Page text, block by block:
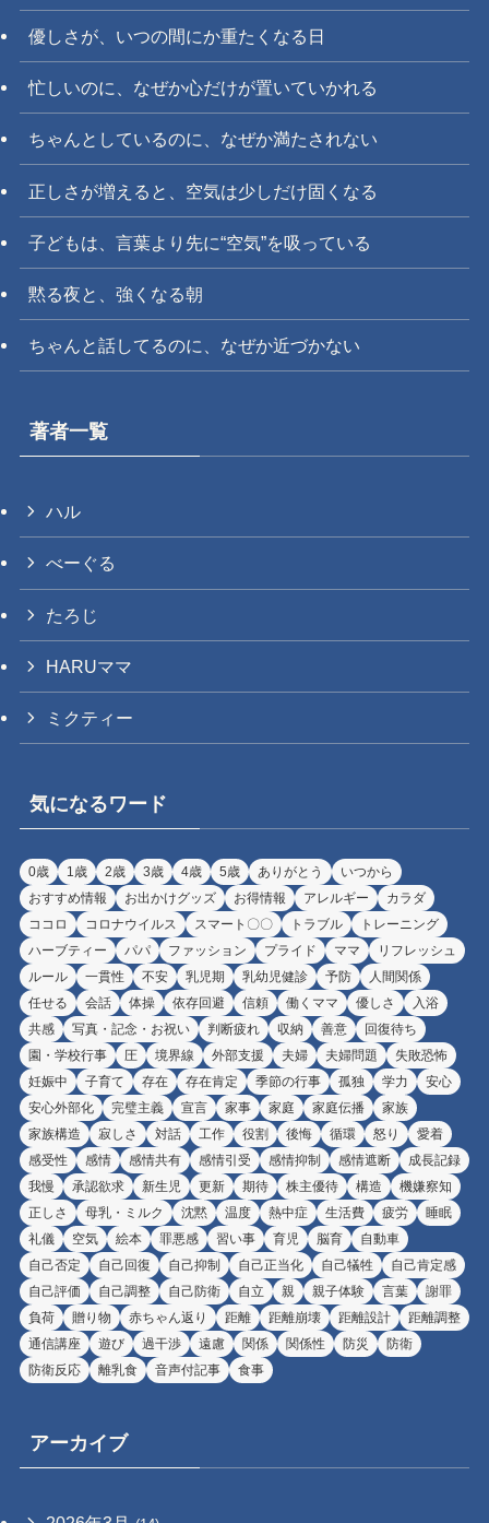
優しさが、いつの間にか重たくなる日
忙しいのに、なぜか心だけが置いていかれる
ちゃんとしているのに、なぜか満たされない
正しさが増えると、空気は少しだけ固くなる
子どもは、言葉より先に“空気”を吸っている
黙る夜と、強くなる朝
ちゃんと話してるのに、なぜか近づかない
著者一覧
ハル
べーぐる
たろじ
HARUママ
ミクティー
気になるワード
0歳 1歳 2歳 3歳 4歳 5歳 ありがとう
いつから
おすすめ情報
お出かけグッズ お得情報 アレルギー
カラダ
ココロ
コロナウイルス スマート〇〇 トラブル
トレーニング
ハーブティー
パパ ファッション プライド ママ
リフレッシュ
ルール
一貫性 不安 乳児期 乳幼児健診 予防
人間関係
任せる
会話 体操 依存回避 信頼 働くママ 優しさ
入浴
共感
写真・記念・お祝い 判断疲れ 収納 善意
回復待ち
園・学校行事
圧 境界線 外部支援 夫婦 夫婦問題
失敗恐怖
妊娠中
子育て 存在 存在肯定 季節の行事 孤独 学力
安心
安心外部化
完璧主義 宣言 家事 家庭 家庭伝播
家族
家族構造
寂しさ 対話 工作 役割 後悔 循環 怒り
愛着
感受性
感情 感情共有 感情引受 感情抑制 感情遮断
成長記録
我慢
承認欲求 新生児 更新 期待 株主優待 構造
機嫌察知
正しさ
母乳・ミルク 沈黙 温度 熱中症 生活費 疲労
睡眠
礼儀
空気 絵本 罪悪感 習い事 育児 脳育
自動車
自己否定
自己回復 自己抑制 自己正当化 自己犠牲
自己肯定感
自己評価
自己調整 自己防衛 自立 親 親子体験 言葉
謝罪
負荷
贈り物 赤ちゃん返り 距離 距離崩壊 距離設計
距離調整
通信講座
遊び 過干渉 遠慮 関係 関係性 防災
防衛
防衛反応
離乳食 音声付記事 食事
アーカイブ